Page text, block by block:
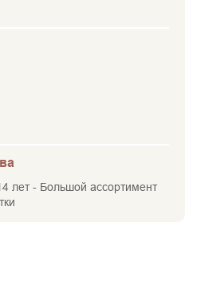
лет - Большой ассортимент